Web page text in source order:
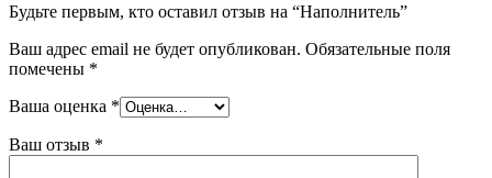
Будьте первым, кто оставил отзыв на “Наполнитель”
Ваш адрес email не будет опубликован. Обязательные поля
помечены *
Ваша оценка *
Ваш отзыв *